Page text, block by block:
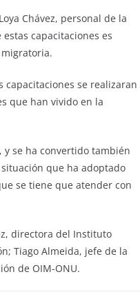
Chávez, personal de la
capacitaciones es
capacitaciones se realizaran
que han vivido en la
se ha convertido también
que ha adoptado
se tiene que atender con
directora del Instituto
Tiago Almeida, jefe de la
de OIM-ONU.